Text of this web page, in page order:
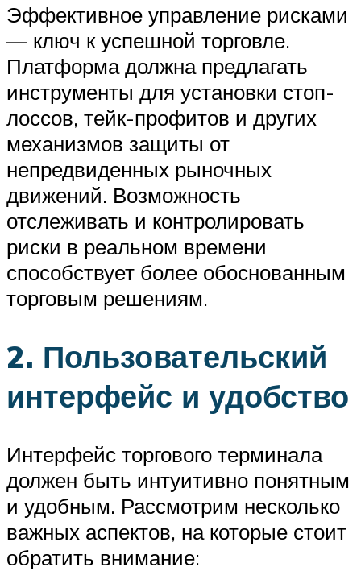
Эффективное управление рисками
— ключ к успешной торговле.
Платформа должна предлагать
инструменты для установки стоп-
лоссов, тейк-профитов и других
механизмов защиты от
непредвиденных рыночных
движений. Возможность
отслеживать и контролировать
риски в реальном времени
способствует более обоснованным
торговым решениям.
2. Пользовательский
интерфейс и удобство
Интерфейс торгового терминала
должен быть интуитивно понятным
и удобным. Рассмотрим несколько
важных аспектов, на которые стоит
обратить внимание: